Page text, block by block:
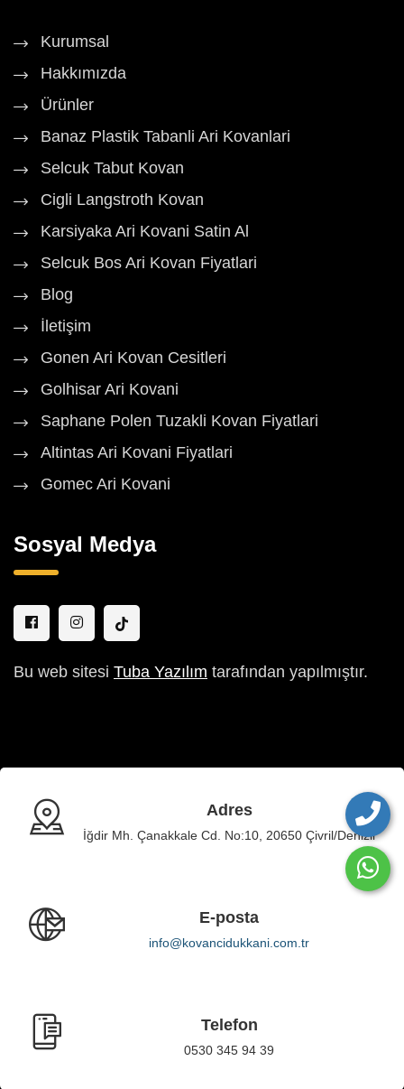
Kurumsal
Hakkımızda
Ürünler
Banaz Plastik Tabanli Ari Kovanlari
Selcuk Tabut Kovan
Cigli Langstroth Kovan
Karsiyaka Ari Kovani Satin Al
Selcuk Bos Ari Kovan Fiyatlari
Blog
İletişim
Gonen Ari Kovan Cesitleri
Golhisar Ari Kovani
Saphane Polen Tuzakli Kovan Fiyatlari
Altintas Ari Kovani Fiyatlari
Gomec Ari Kovani
Sosyal Medya
Bu web sitesi Tuba Yazılım tarafından yapılmıştır.
Adres
İğdir Mh. Çanakkale Cd. No:10, 20650 Çivril/Denizli
E-posta
info@kovancidukkani.com.tr
Telefon
0530 345 94 39